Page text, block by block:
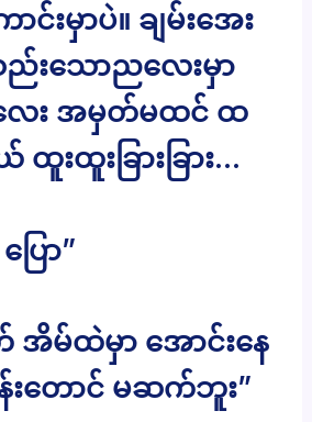
င်းမှာပဲ။ ချမ်းအေး
းသောညလေးမှာ
ေး အမှတ်မထင် ထ
းထူးခြားခြား…
ော”
အိမ်ထဲမှာ အောင်းနေ
တောင် မဆက်ဘူး”